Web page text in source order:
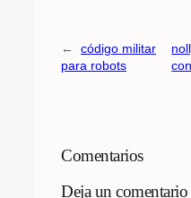
←
código militar
para robots
Comentarios
Deja un comentario